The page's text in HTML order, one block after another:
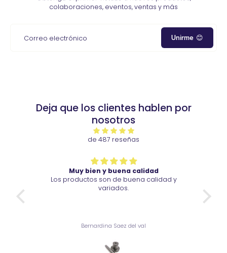
colaboraciones, eventos, ventas y más
Correo electrónico Unirme 😊
Deja que los clientes hablen por
nosotros
de 487 reseñas
Muy bien y buena calidad
Los productos son de buena calidad y
variados.
Bernardina Saez del val